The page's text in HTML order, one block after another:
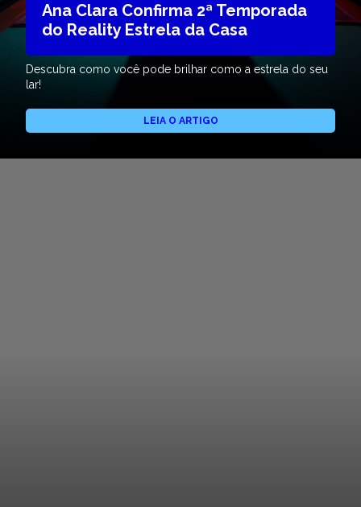
Ana Clara Confirma 2ª Temporada
do Reality Estrela da Casa
Descubra como você pode brilhar como a estrela do seu
lar!
LEIA O ARTIGO